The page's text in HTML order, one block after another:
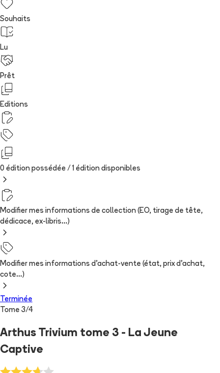
Souhaits
Lu
Prêt
Editions
0 édition possédée / 1 édition disponibles
Modifier mes informations de collection (EO, tirage de tête,
dédicace, ex-libris...)
Modifier mes informations d'achat-vente (état, prix d'achat,
cote...)
Terminée
Tome 3/4
Arthus Trivium tome 3 - La Jeune
Captive